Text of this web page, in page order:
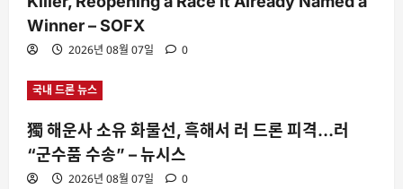
Winner – SOFX
2026년 08월 07일 0
국내 드론 뉴스
獨 해운사 소유 화물선, 흑해서 러 드론 피격…러
“군수품 수송” – 뉴시스
2026년 08월 07일 0